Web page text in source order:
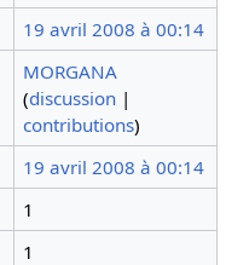
19 avril 2008 à 00:14
MORGANA
(discussion |
contributions)
19 avril 2008 à 00:14
1
1